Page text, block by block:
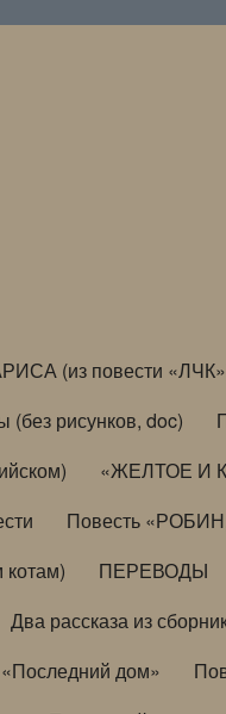
(из повести
(без рисунков, doc)
«ЖЕЛТОЕ И
Повесть
ПЕРЕВОДЫ
Два рассказа из
дом»